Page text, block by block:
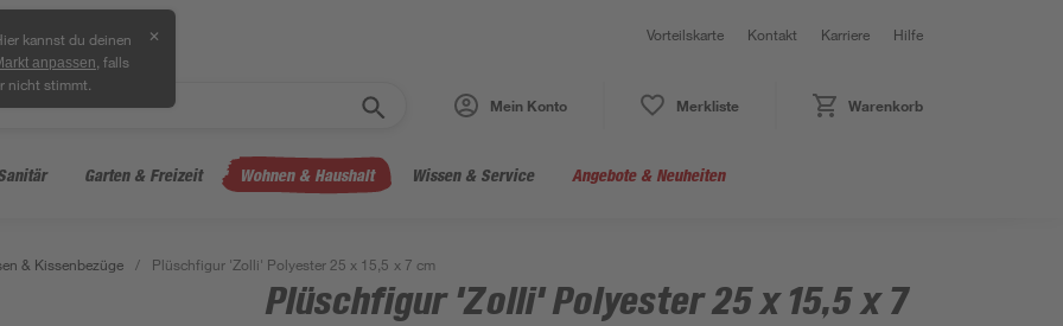
kannst du deinen
anpassen , falls
nicht stimmt.
✕ Vorteilskarte Kontakt Karriere Hilfe
Mein Konto Merkliste Warenkorb
Garten & Freizeit Wohnen & Haushalt Wissen & Service Angebote & Neuheiten
& Kissenbezüge / Plüschfigur 'Zolli' Polyester 25 x 15,5 x 7 cm
Plüschfigur 'Zolli' Polyester 25 x 15,5 x 7